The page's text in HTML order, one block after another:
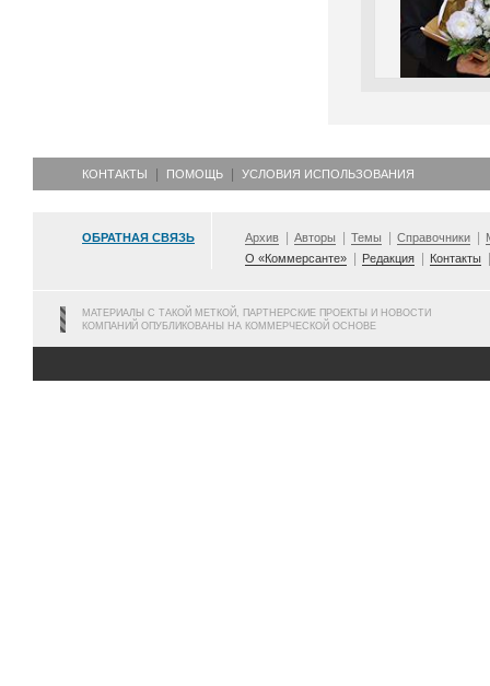
КОНТАКТЫ ПОМОЩЬ УСЛОВИЯ ИСПОЛЬЗОВАНИЯ
ОБРАТНАЯ СВЯЗЬ Архив Авторы Темы Справочники
О «Коммерсанте»
Редакция Контакты
МАТЕРИАЛЫ С ТАКОЙ МЕТКОЙ, ПАРТНЕРСКИЕ ПРОЕКТЫ И НОВОСТИ
КОМПАНИЙ ОПУБЛИКОВАНЫ НА КОММЕРЧЕСКОЙ ОСНОВЕ